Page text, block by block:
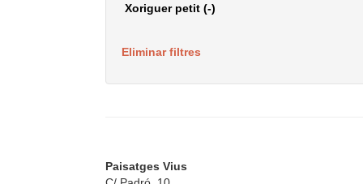
Xoriguer petit (-)
Eliminar filtres
Paisatges Vius